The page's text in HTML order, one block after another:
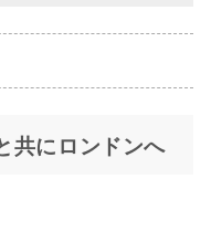
共にロンドンへ